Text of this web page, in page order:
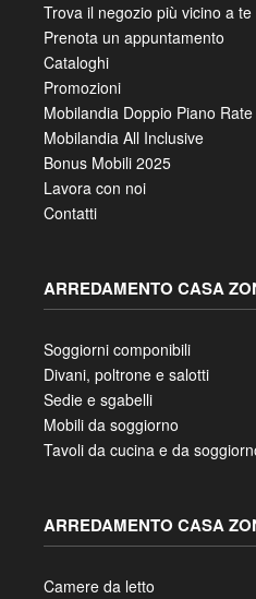
Trova il negozio più vicino a te
Prenota un appuntamento
Cataloghi
Promozioni
Mobilandia Doppio Piano
Mobilandia All Inclusive
Bonus Mobili 2025
Lavora con noi
Contatti
ARREDAMENTO CASA
Soggiorni componibili
Divani, poltrone e salotti
Sedie e sgabelli
Mobili da soggiorno
Tavoli da cucina e da
ARREDAMENTO CASA
Camere da letto